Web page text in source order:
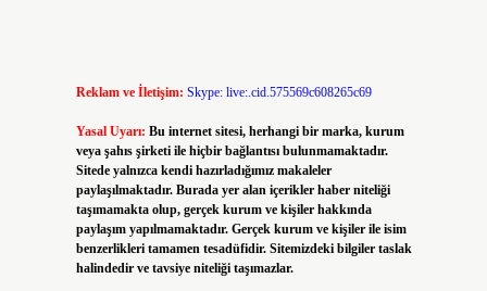
Reklam ve İletişim: Skype: live:.cid.575569c608265c69
Yasal Uyarı: Bu internet sitesi, herhangi bir marka, kurum
veya şahıs şirketi ile hiçbir bağlantısı bulunmamaktadır.
Sitede yalnızca kendi hazırladığımız makaleler
paylaşılmaktadır. Burada yer alan içerikler haber niteliği
taşımamakta olup, gerçek kurum ve kişiler hakkında
paylaşım yapılmamaktadır. Gerçek kurum ve kişiler ile isim
benzerlikleri tamamen tesadüfidir. Sitemizdeki bilgiler taslak
halindedir ve tavsiye niteliği taşımazlar.